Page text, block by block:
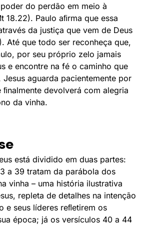
do perdão em meio à
18.22). Paulo aﬁrma que essa
da justiça que vem de Deus
Até que todo ser reconheça que,
por seu próprio zelo jamais
e encontre na fé o caminho que
Jesus aguarda pacientemente por
ﬁnalmente devolverá com alegria
da vinha.
está dividido em duas partes:
a 39 tratam da parábola dos
vinha – uma história ilustrativa
repleta de detalhes na intenção
e seus líderes reﬂetirem os
época; já os versículos 40 a 44